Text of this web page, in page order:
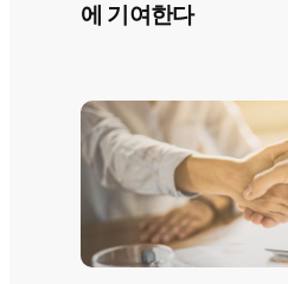
에 기여한다